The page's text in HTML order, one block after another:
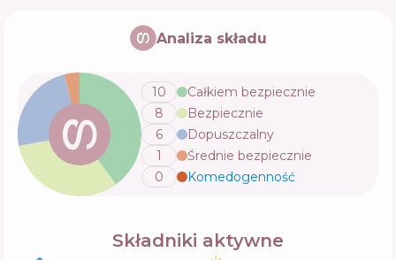
Analiza składu
10
Całkiem bezpiecznie
8
Bezpiecznie
6
Dopuszczalny
1
Średnie bezpiecznie
0
Komedogenność
Składniki aktywne